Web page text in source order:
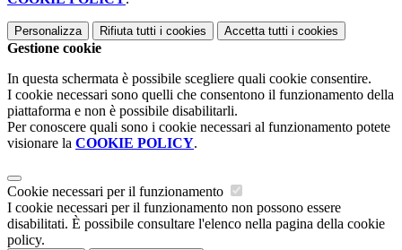
Personalizza Rifiuta tutti i cookies Accetta tutti i cookies
Gestione cookie
In questa schermata è possibile scegliere quali cookie consentire.
I cookie necessari sono quelli che consentono il funzionamento della
piattaforma e non è possibile disabilitarli.
Per conoscere quali sono i cookie necessari al funzionamento potete
visionare la COOKIE POLICY.
Cookie necessari per il funzionamento
I cookie necessari per il funzionamento non possono essere
disabilitati. È possibile consultare l'elenco nella pagina della cookie
policy.